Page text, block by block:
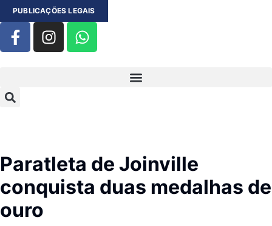
PUBLICAÇÕES LEGAIS
Paratleta de Joinville
conquista duas medalhas de
ouro